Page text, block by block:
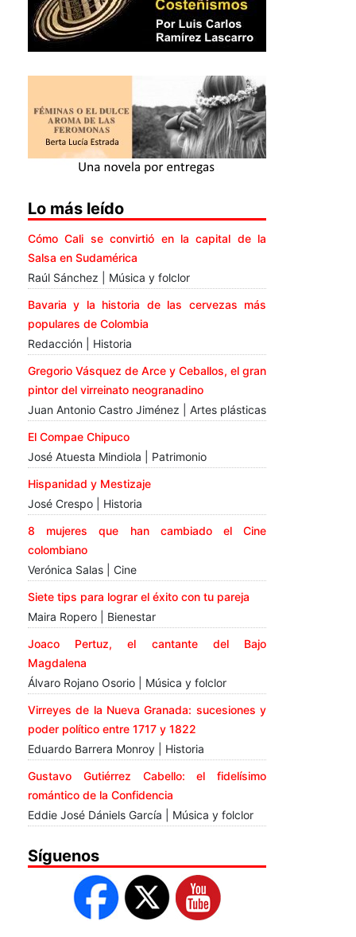
Lo más leído
Cómo Cali se convirtió en la capital de la
Salsa en Sudamérica
Raúl Sánchez | Música y folclor
Bavaria y la historia de las cervezas más
populares de Colombia
Redacción | Historia
Gregorio Vásquez de Arce y Ceballos, el gran
pintor del virreinato neogranadino
Juan Antonio Castro Jiménez | Artes plásticas
El Compae Chipuco
José Atuesta Mindiola | Patrimonio
Hispanidad y Mestizaje
José Crespo | Historia
8 mujeres que han cambiado el Cine
colombiano
Verónica Salas | Cine
Siete tips para lograr el éxito con tu pareja
Maira Ropero | Bienestar
Joaco Pertuz, el cantante del Bajo
Magdalena
Álvaro Rojano Osorio | Música y folclor
Virreyes de la Nueva Granada: sucesiones y
poder político entre 1717 y 1822
Eduardo Barrera Monroy | Historia
Gustavo Gutiérrez Cabello: el fidelísimo
romántico de la Confidencia
Eddie José Dániels García | Música y folclor
Síguenos